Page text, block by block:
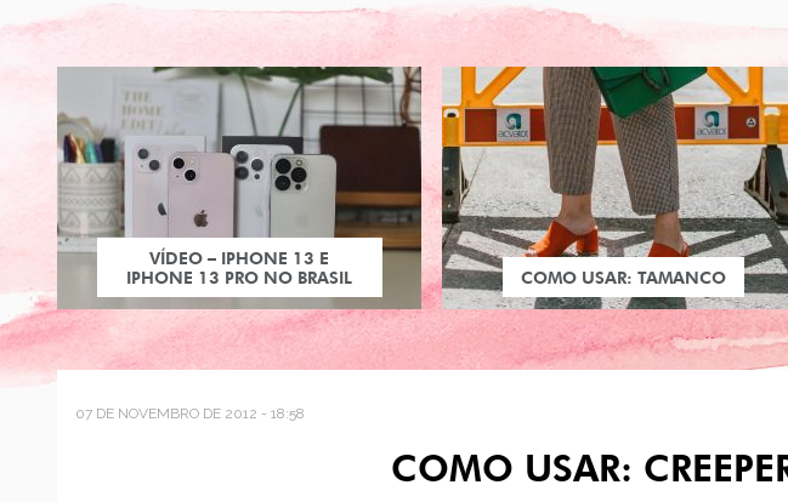
VÍDEO – IPHONE 13 E
IPHONE 13 PRO NO BRASIL
COMO USAR: TAMANCO
07 DE NOVEMBRO DE 2012 - 18:58
COMO USAR: